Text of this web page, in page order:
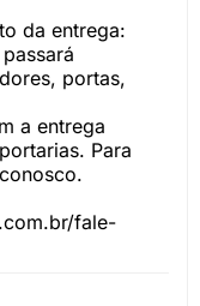
da entrega:
portas,
a entrega
Para
fale-